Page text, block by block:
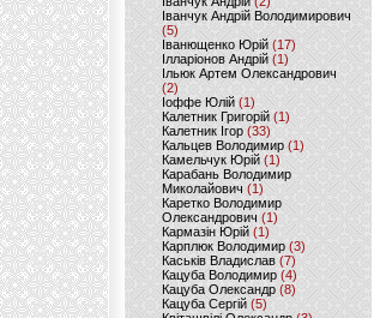
Іванчук Андрій Володимирович
(5)
Іванющенко Юрій (17)
Ілларіонов Андрій (1)
Ільюк Артем Олександрович
(2)
Іоффе Юлій (1)
Калетник Григорій(1)
Калетник Ігор (33)
Кальцев Володимир(1)
Камельчук Юрій (1)
Карабань Володимир
Миколайович (1)
Каретко Володимир
Олександрович (1)
Кармазін Юрій(1)
Карплюк Володимир(3)
Каськів Владислав (7)
Кацуба Володимир (4)
Кацуба Олександр (8)
Кацуба Сергій (5)